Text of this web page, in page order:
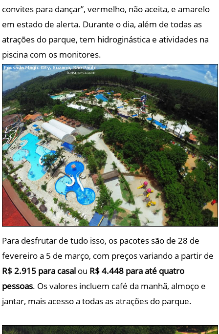
convites para dançar”, vermelho, não aceita, e amarelo
em estado de alerta. Durante o dia, além de todas as
atrações do parque, tem hidroginástica e atividades na
piscina com os monitores.
Para desfrutar de tudo isso, os pacotes são de 28 de
fevereiro a 5 de março, com preços variando a partir de
R$ 2.915 para casal ou R$ 4.448 para até quatro
pessoas. Os valores incluem café da manhã, almoço e
jantar, mais acesso a todas as atrações do parque.